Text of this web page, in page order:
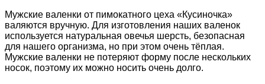
Мужские валенки от пимокатного цеха «Кусиночка»
валяются вручную. Для изготовления наших валенок
используется натуральная овечья шерсть, безопасная
для нашего организма, но при этом очень тёплая.
Мужские валенки не потеряют форму после нескольких
носок, поэтому их можно носить очень долго.